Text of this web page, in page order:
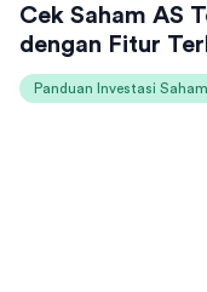
Cek Saham AS
dengan Fitur
Panduan Investasi